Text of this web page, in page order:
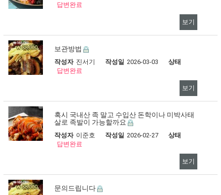
답변완료
보기
보관방법
작성자 진서기 작성일 2026-03-03
상태
답변완료
보기
혹시 국내산 족 말고 수입산 돈학이나 미박사태
살로 족발이 가능할까요
작성자 이준호 작성일 2026-02-27
상태
답변완료
보기
문의드립니다